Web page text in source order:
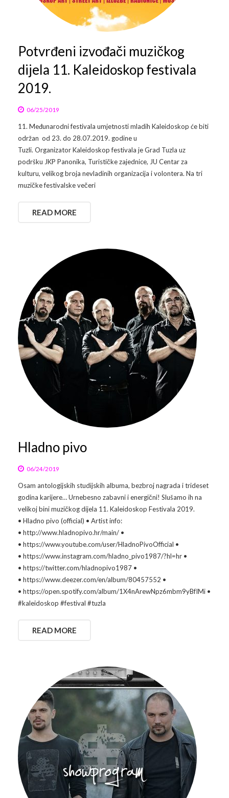
Video 2013
Video 2014
Video 2015
Video 2016
Video 2017
Video 2018
Galerija 2012
Galerija 2013
Galerija 2014
Galerija 2015
Galerija 2016
Galerija 2017
Galerija 2018
Galerija 2023
Galerija 2024
Galerija 2025
Potvrđeni izvođači muzičkog
dijela 11. Kaleidoskop festivala
2019.
06/25/2019
11. Međunarodni festivala umjetnosti mladih Kaleidoskop će biti
održan od 23. do 28.07.2019. godine u
Tuzli. Organizator Kaleidoskop festivala je Grad Tuzla uz
podršku JKP Panonika, Turističke zajednice, JU Centar za
kulturu, velikog broja nevladinih organizacija i volontera. Na tri
muzičke festivalske večeri
READ MORE
Hladno pivo
06/24/2019
Osam antologijskih studijskih albuma, bezbroj nagrada i trideset
godina karijere… Urnebesno zabavni i energični! Slušamo ih na
velikoj bini muzičkog dijela 11. Kaleidoskop Festivala 2019.
• Hladno pivo (official) • Artist info:
• http://www.hladnopivo.hr/main/ •
• https://www.youtube.com/user/HladnoPivoOfficial •
• https://www.instagram.com/hladno_pivo1987/?hl=hr •
• https://twitter.com/hladnopivo1987 •
• https://www.deezer.com/en/album/80457552 •
• https://open.spotify.com/album/1X4nArewNpz6mbm9yBfIMi •
#kaleidoskop #festival #tuzla
READ MORE